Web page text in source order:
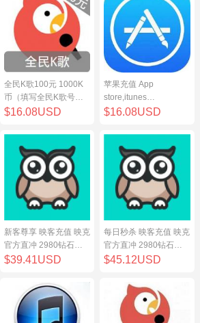
全民K歌100元 1000K
币（填写全民K歌号充
值）
$16.08USD
苹果充值 App
store,itunes
store,iphone,ipad中国
$16.08USD
新客尊享 映客充值 映克
官方直冲 2980钻石
298元 inke钻石
$39.41USD
每日秒杀 映客充值 映克
官方直冲 2980钻石
298元 inke钻石
$45.12USD